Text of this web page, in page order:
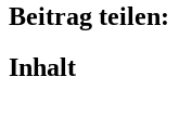
Beitrag teilen:
Inhalt